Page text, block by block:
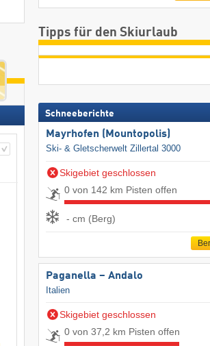
Tipps für den Skiurlaub
Schneeberichte
Mayrhofen (Mountopolis)
Ski- & Gletscherwelt Zillertal 3000
Skigebiet geschlossen
0 von 142 km Pisten offen
- cm (Berg)
Paganella – Andalo
Italien
Skigebiet geschlossen
0 von 37,2 km Pisten offen